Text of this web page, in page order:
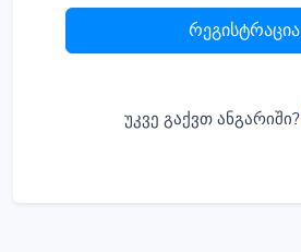
რეგისტრაცია
უკვე გაქვთ ანგარიში?